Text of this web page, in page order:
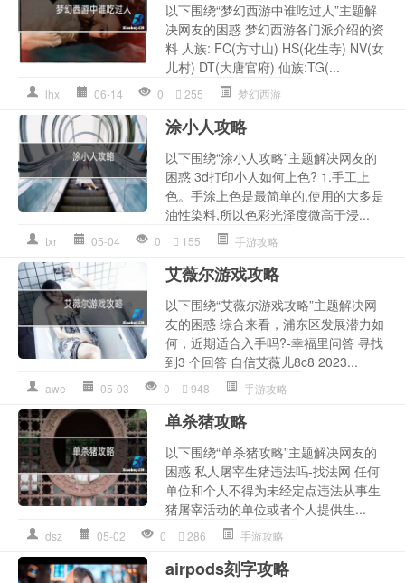
以下围绕“梦幻西游中谁吃过人”主题解
决网友的困惑 梦幻西游各门派介绍的资
料 人族: FC(方寸山) HS(化生寺) NV(女
儿村) DT(大唐官府) 仙族:TG(...
lhx 06-14 0 255 梦幻西游
涂小人攻略
以下围绕“涂小人攻略”主题解决网友的
困惑 3d打印小人如何上色? 1.手工上
色。手涂上色是最简单的,使用的大多是
油性染料,所以色彩光泽度微高于浸...
txr 05-04 0 155 手游攻略
艾薇尔游戏攻略
以下围绕“艾薇尔游戏攻略”主题解决网
友的困惑 综合来看，浦东区发展潜力如
何，近期适合入手吗?-幸福里问答 寻找
到3 个回答 自信艾薇儿8c8 2023...
awe 05-03 0 948 手游攻略
单杀猪攻略
以下围绕“单杀猪攻略”主题解决网友的
困惑 私人屠宰生猪违法吗-找法网 任何
单位和个人不得为未经定点违法从事生
猪屠宰活动的单位或者个人提供生...
dsz 05-02 0 286 手游攻略
airpods刻字攻略